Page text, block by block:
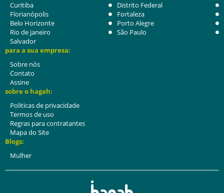
Curitiba
Distrito Federal
Florianópolis
Fortaleza
Belo Horizonte
Porto Alegre
Rio de janeiro
São Paulo
Salvador
para a sua empresa:
Sobre nós
Contato
Assine
sobre o hagah:
Politicas de privacidade
Termos de uso
Regras para contratantes
Mapa do Site
Blogs:
Mulher